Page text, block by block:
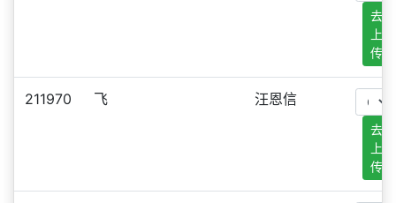
去
上
传
211970 飞 汪恩信
去
上
传